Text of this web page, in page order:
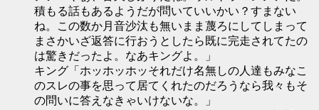
積もる話もあるようだが問いていいかい？すまない
ね。この数か月音沙汰も無いまま蔑ろにしてしまって
まさかいざ返答に行おうとしたら既に完走されてたの
は驚きだったよ。なあキングよ。」
キング「ホッホッホッそれだけ名無しの人達もみなこ
のスレの事を思って居てくれたのだろうなら我々もそ
の問いに答えなきゃいけないな。」